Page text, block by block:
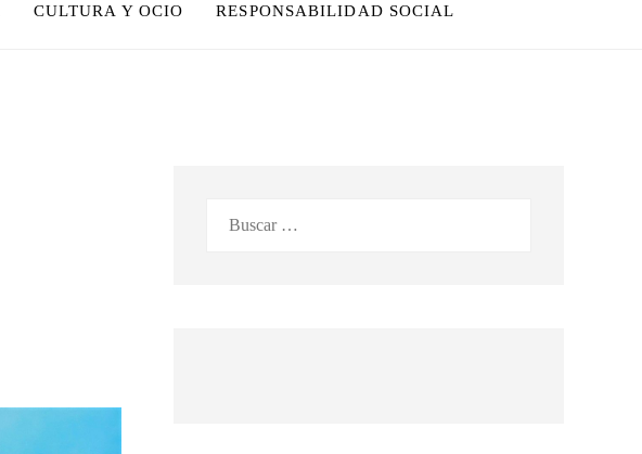
CULTURA Y OCIO RESPONSABILIDAD SOCIAL